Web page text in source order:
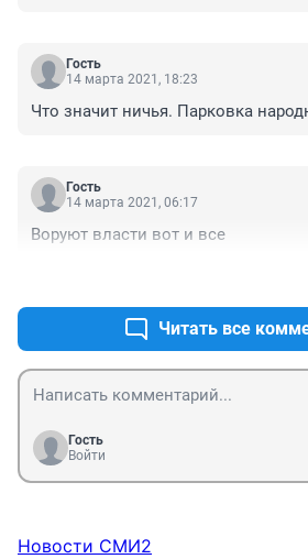
Гость
14 марта 2021, 18:23
Что значит ничья. Парковка
Гость
14 марта 2021, 06:17
Воруют власти вот и все
Читать все
Гость
Войти
Новости СМИ2